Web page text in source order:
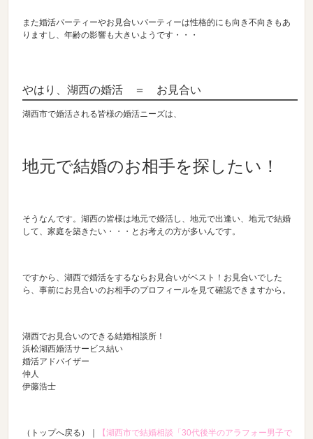
また婚活パーティーやお見合いパーティーは性格的にも向き不向きもあ
りますし、年齢の影響も大きいようです・・・
やはり、湖西の婚活 ＝ お見合い
湖西市で婚活される皆様の婚活ニーズは、
地元で結婚のお相手を探したい！
そうなんです。湖西の皆様は地元で婚活し、地元で出逢い、地元で結婚
して、家庭を築きたい・・・とお考えの方が多いんです。
ですから、湖西で婚活をするならお見合いがベスト！お見合いでした
ら、事前にお見合いのお相手のプロフィールを見て確認できますから。
湖西でお見合いのできる結婚相談所！
浜松湖西婚活サービス結い
婚活アドバイザー
仲人
伊藤浩士
（トップへ戻る）｜
【湖西市で結婚相談「30代後半のアラフォー男子で